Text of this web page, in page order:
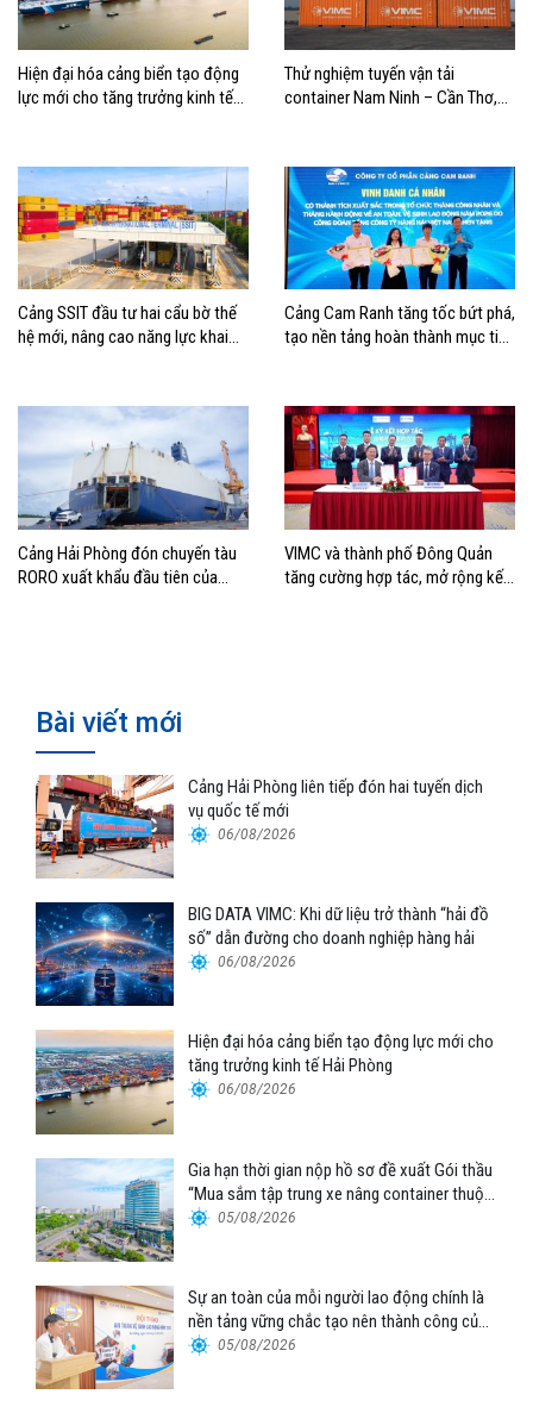
Hiện đại hóa cảng biển tạo động
lực mới cho tăng trưởng kinh tế
Thử nghiệm tuyến vận tải
container Nam Ninh – Cần Thơ,
Cảng SSIT đầu tư hai cẩu bờ thế
hệ mới, nâng cao năng lực khai
Cảng Cam Ranh tăng tốc bứt phá,
tạo nền tảng hoàn thành mục tiêu
Cảng Hải Phòng đón chuyến tàu
RORO xuất khẩu đầu tiên của
VIMC và thành phố Đông Quản
tăng cường hợp tác, mở rộng kết
Bài viết mới
Cảng Hải Phòng liên tiếp đón hai tuyến dịch
vụ quốc tế mới
06/08/2026
BIG DATA VIMC: Khi dữ liệu trở thành “hải đồ
số” dẫn đường cho doanh nghiệp hàng hải
06/08/2026
Hiện đại hóa cảng biển tạo động lực mới cho
tăng trưởng kinh tế Hải Phòng
06/08/2026
Gia hạn thời gian nộp hồ sơ đề xuất Gói thầu
“Mua sắm tập trung xe nâng container thuộc
Tổng công ty Hàng hải Việt Nam – CTCP”
05/08/2026
Sự an toàn của mỗi người lao động chính là
nền tảng vững chắc tạo nên thành công của
Cảng Đà Nẵng
05/08/2026